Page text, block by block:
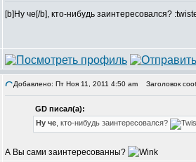
[b]Ну че[/b], кто-нибудь заинтересовался?
Добавлено: Пт Ноя 11, 2011 4:50 am Заголовок
GD писал(а):
Ну че , кто-нибудь заинтересовался?
А Вы сами заинтересованны?